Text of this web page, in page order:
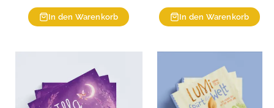
In den Warenkorb In den Warenkorb